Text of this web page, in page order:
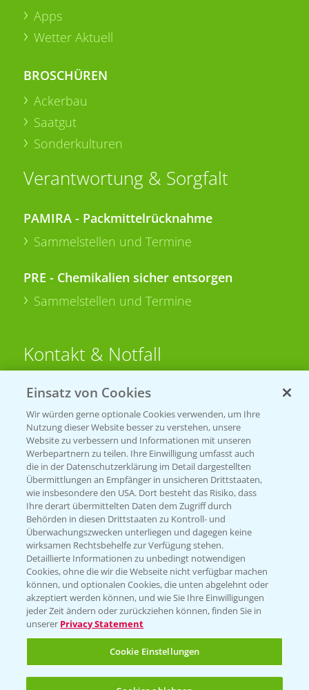
Apps
Wetter Aktuell
BROSCHÜREN
Ackerbau
Saatgut
Sonderkulturen
Verantwortung & Sorgfalt
PAMIRA - Packmittelrücknahme
Sammelstellen und Termine
PRE - Chemikalien sicher entsorgen
Sammelstellen und Termine
Kontakt & Notfall
Beratung auf WhatsApp
T.+49 (0)174 346 564 1
KONTAKT
Hilfe in Notfällen
T.+49 (0)214/30-20220
Folgen Sie uns
Einsatz von Cookies
Wir würden gerne optionale Cookies verwenden, um Ihre
Nutzung dieser Website besser zu verstehen, unsere
Website zu verbessern und Informationen mit unseren
Werbepartnern zu teilen. Ihre Einwilligung umfasst auch
die in der Datenschutzerklärung im Detail dargestellten
Übermittlungen an Empfänger in unsicheren Drittstaaten,
wie insbesondere den USA. Dort besteht das Risiko, dass
Ihre derart übermittelten Daten dem Zugriff durch
Behörden in diesen Drittstaaten zu Kontroll- und
Überwachungszwecken unterliegen und dagegen keine
wirksamen Rechtsbehelfe zur Verfügung stehen.
Detaillierte Informationen zu unbedingt notwendigen
Cookies, ohne die wir die Webseite nicht verfügbar machen
können, und optionalen Cookies, die unten abgelehnt oder
akzeptiert werden können, und wie Sie Ihre Einwilligungen
jeder Zeit ändern oder zurückziehen können, finden Sie in
unserer Privacy Statement
Cookie Einstellungen